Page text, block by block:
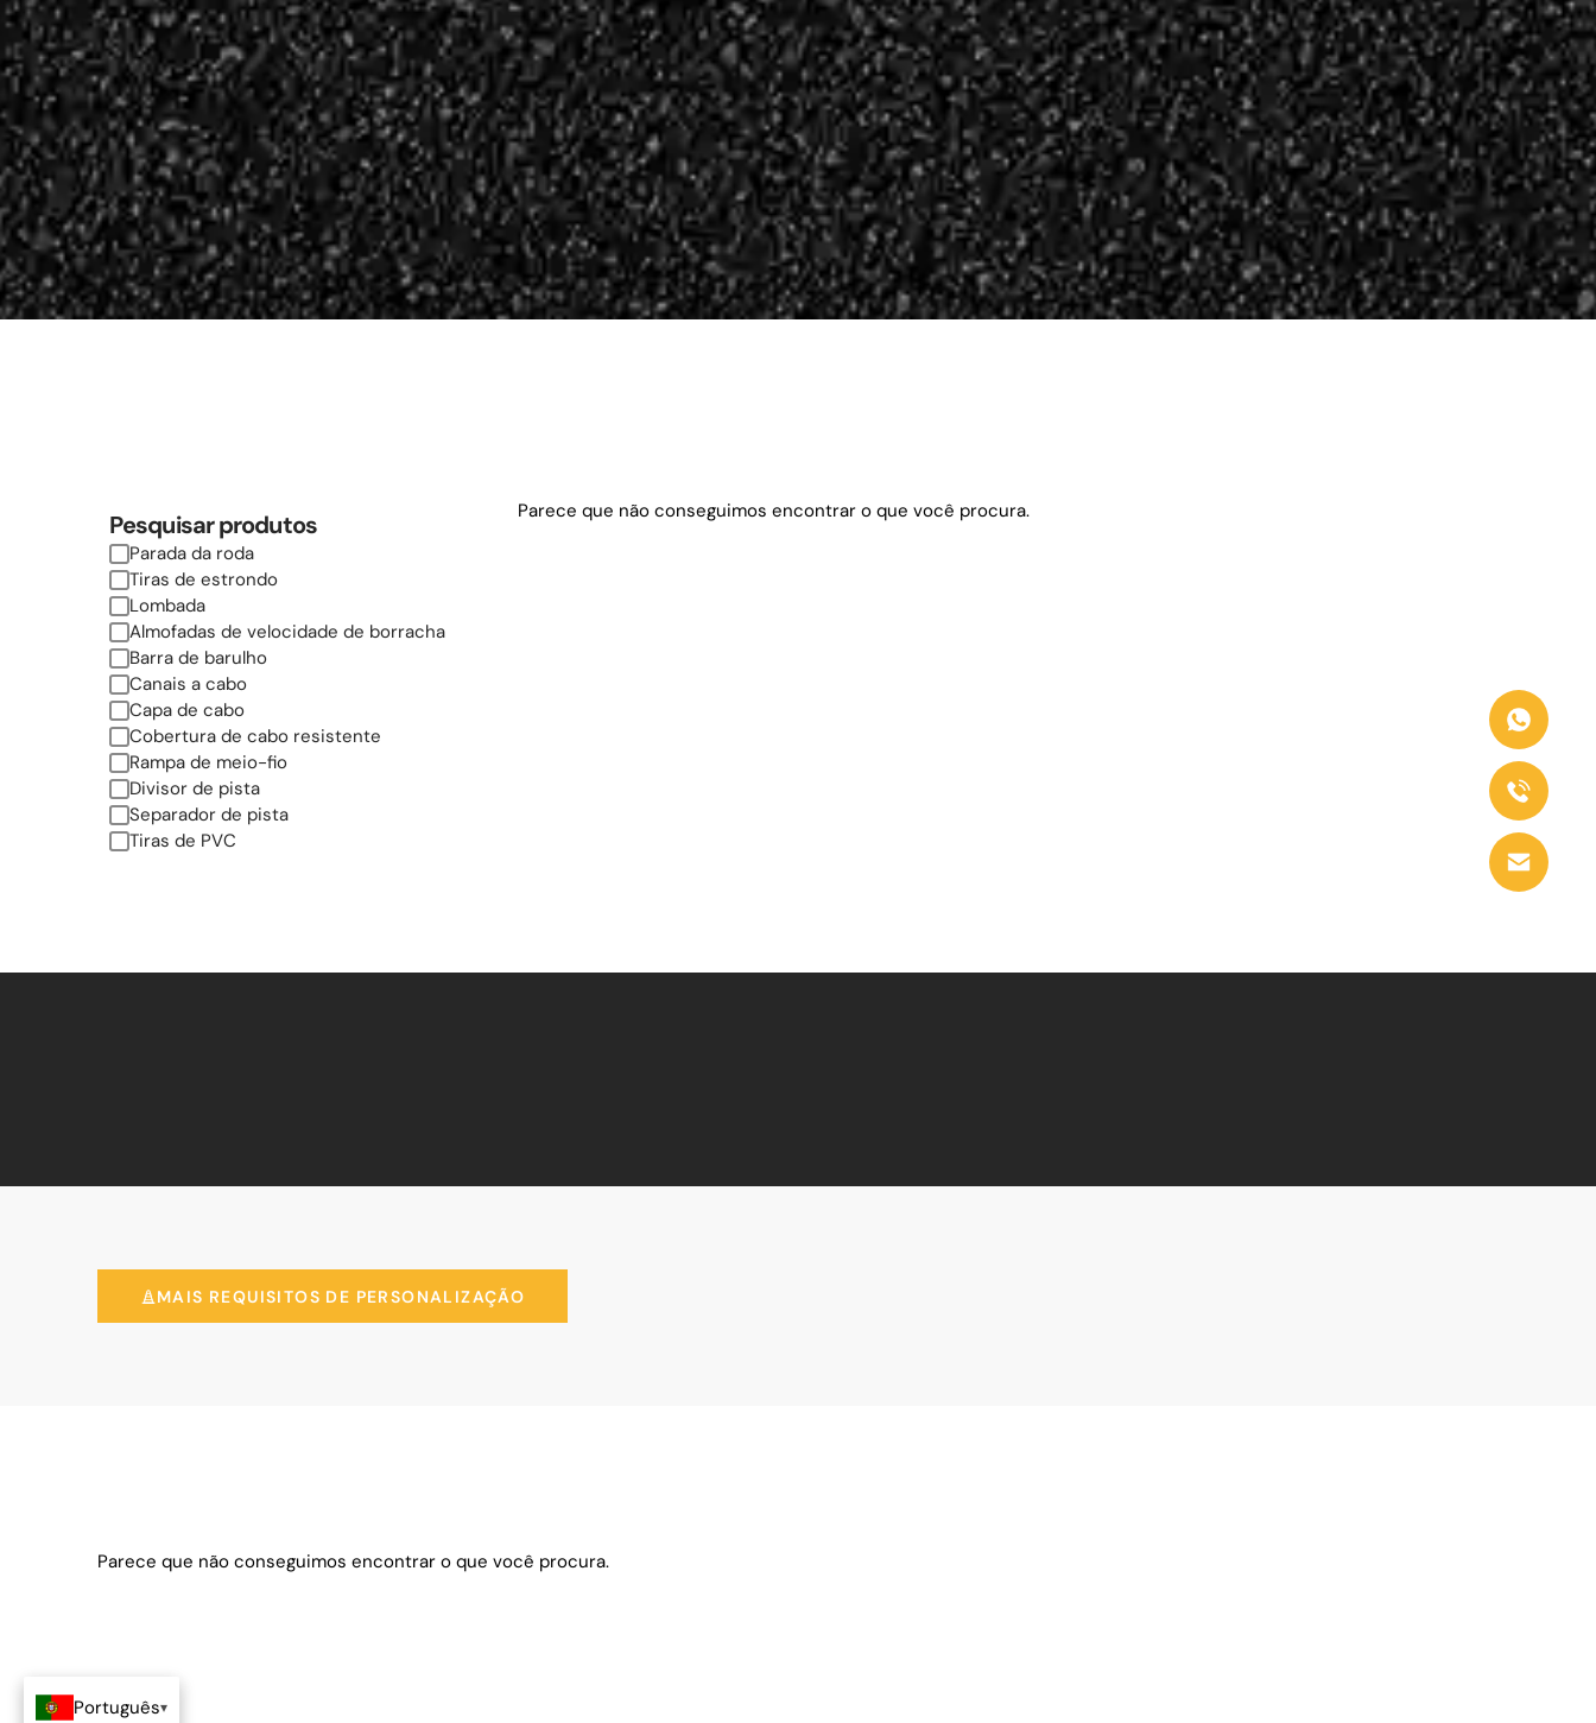
Pesquisar produtos
Parada da roda
Tiras de estrondo
Lombada
Almofadas de velocidade de borracha
Barra de barulho
Canais a cabo
Capa de cabo
Cobertura de cabo resistente
Rampa de meio-fio
Divisor de pista
Separador de pista
Tiras de PVC
Parece que não conseguimos encontrar o que você procura.
MAIS REQUISITOS DE PERSONALIZAÇÃO
Parece que não conseguimos encontrar o que você procura.
Português